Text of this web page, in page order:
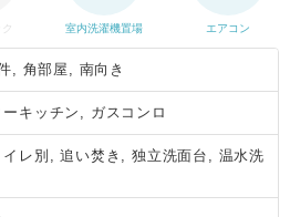
室内洗濯機置場 エアコン
, 角部屋, 南向き
ーキッチン, ガスコンロ
イレ別, 追い焚き, 独立洗面台, 温水洗